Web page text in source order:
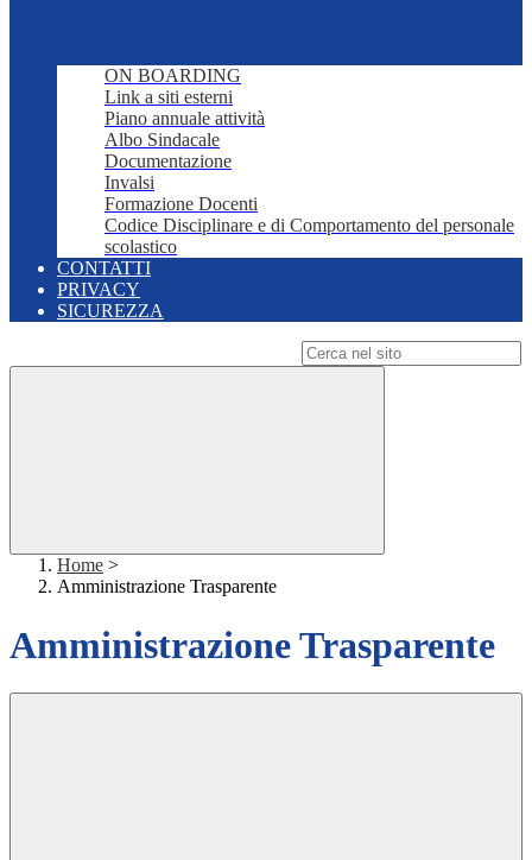
ON BOARDING
Link a siti esterni
Piano annuale attività
Albo Sindacale
Documentazione
Invalsi
Formazione Docenti
Codice Disciplinare e di Comportamento del personale
scolastico
CONTATTI
PRIVACY
SICUREZZA
Home >
Amministrazione Trasparente
Amministrazione Trasparente